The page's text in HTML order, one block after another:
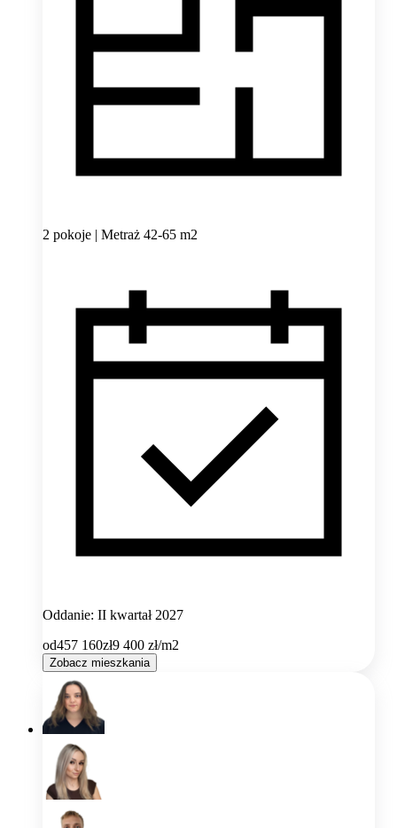
2 pokoje | Metraż 42-65 m2
Oddanie: II kwartał 2027
od457 160zł9 400 zł/m2
Zobacz mieszkania